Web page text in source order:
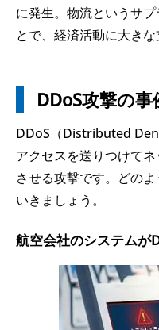
に発生。物流というサ
とで、経済活動に大きな
DDoS攻撃の事
DDoS（Distributed
アクセスを送りつけて
させる攻撃です。どの
いきましょう。
航空会社のシステムが